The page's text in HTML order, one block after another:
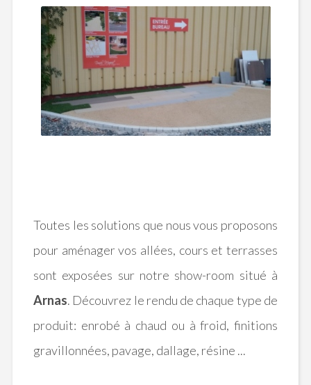
Toutes les solutions que nous vous proposons
pour aménager vos allées, cours et terrasses
sont exposées sur notre show-room situé à
Arnas. Découvrez le rendu de chaque type de
produit: enrobé à chaud ou à froid, finitions
gravillonnées, pavage, dallage, résine ...